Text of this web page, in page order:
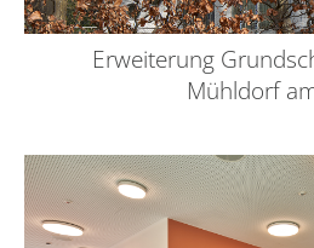
Erweiterung
Mühldorf